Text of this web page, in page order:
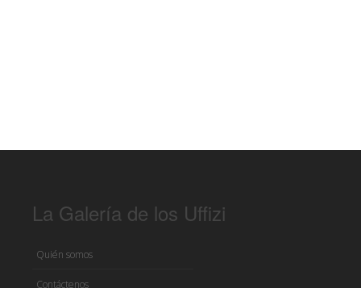
La Galería de los Uffizi
Quién somos
Contáctenos